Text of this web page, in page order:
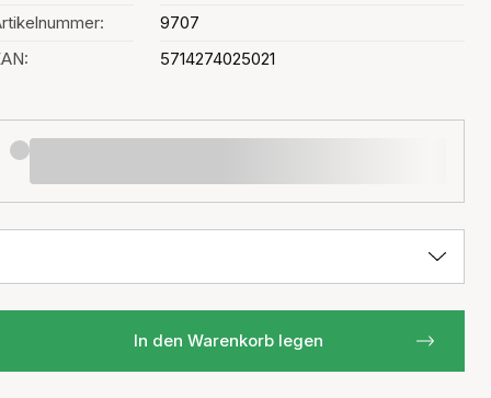
9707
5714274025021
In den Warenkorb legen